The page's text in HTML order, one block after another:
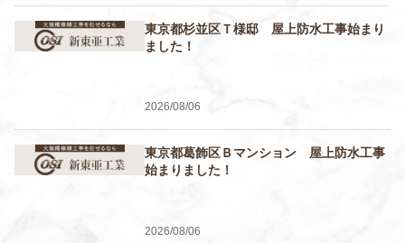
東京都杉並区Ｔ様邸 屋上防水工事始まり
ました！
2026/08/06
東京都葛飾区Ｂマンション 屋上防水工事
始まりました！
2026/08/06